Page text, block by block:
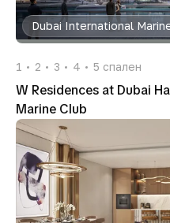
Dubai International
1 2 3 4 5 спален
W Residences at Dubai
Marine Club